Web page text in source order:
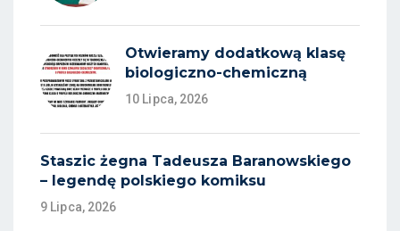
Otwieramy dodatkową klasę
biologiczno-chemiczną
10 Lipca, 2026
Staszic żegna Tadeusza Baranowskiego
– legendę polskiego komiksu
9 Lipca, 2026